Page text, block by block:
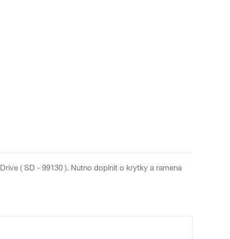
( SD - 99130 ). Nutno doplnit o krytky a ramena